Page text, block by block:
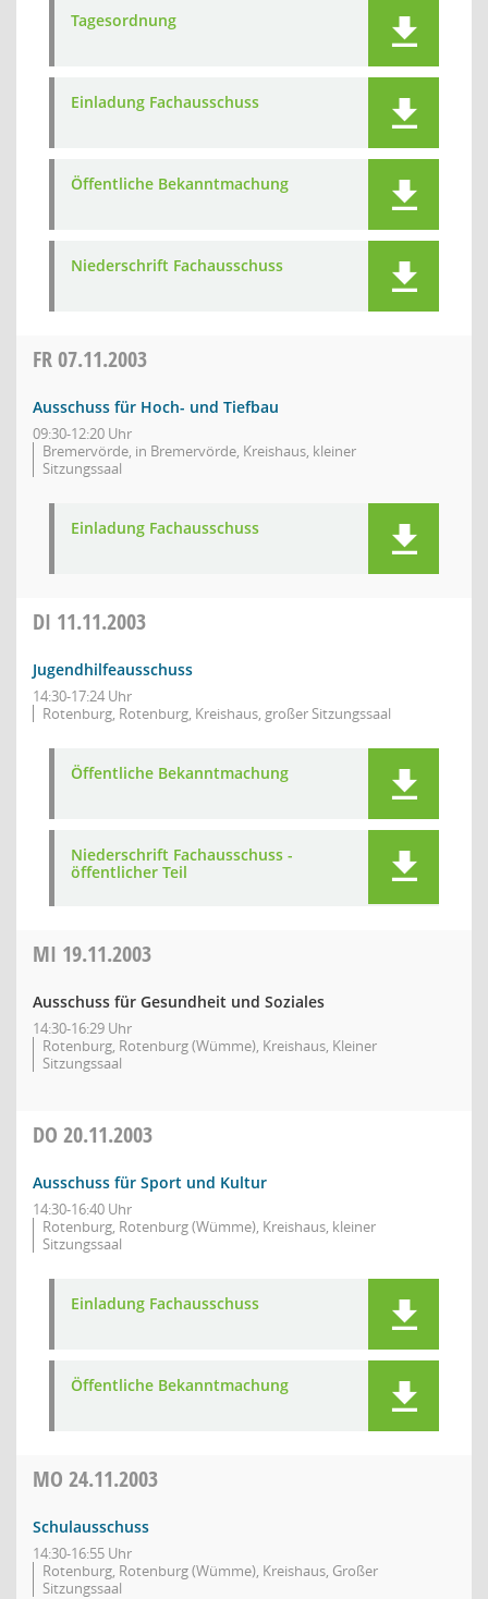
Tagesordnung
Einladung Fachausschuss
Öffentliche Bekanntmachung
Niederschrift Fachausschuss
FR07.11.2003
Ausschuss für Hoch- und Tiefbau
09:30-12:20 Uhr
Bremervörde, in Bremervörde, Kreishaus, kleiner
Sitzungssaal
Einladung Fachausschuss
DI 11.11.2003
Jugendhilfeausschuss
14:30-17:24 Uhr
Rotenburg, Rotenburg, Kreishaus, großer Sitzungssaal
Öffentliche Bekanntmachung
Niederschrift Fachausschuss -
öffentlicher Teil
MI 19.11.2003
Ausschuss für Gesundheit und Soziales
14:30-16:29 Uhr
Rotenburg, Rotenburg (Wümme), Kreishaus, Kleiner
Sitzungssaal
DO 20.11.2003
Ausschuss für Sport und Kultur
14:30-16:40 Uhr
Rotenburg, Rotenburg (Wümme), Kreishaus, kleiner
Sitzungssaal
Einladung Fachausschuss
Öffentliche Bekanntmachung
MO 24.11.2003
Schulausschuss
14:30-16:55 Uhr
Rotenburg, Rotenburg (Wümme), Kreishaus, Großer
Sitzungssaal